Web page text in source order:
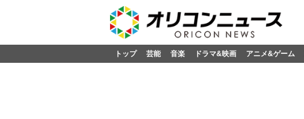
トップ 芸能 音楽 ドラマ&映画 アニメ&ゲーム